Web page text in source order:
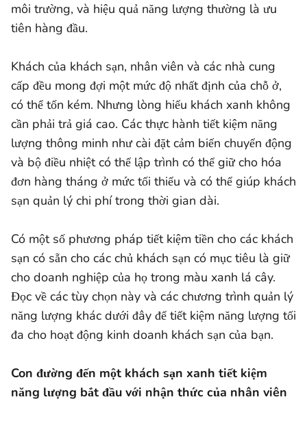
môi trường, và hiệu quả năng lượng thường là ưu
tiên hàng đầu.
Khách của khách sạn, nhân viên và các nhà cung
cấp đều mong đợi một mức độ nhất định của chỗ ở,
có thể tốn kém. Nhưng lòng hiếu khách xanh không
cần phải trả giá cao. Các thực hành tiết kiệm năng
lượng thông minh như cài đặt cảm biến chuyển động
và bộ điều nhiệt có thể lập trình có thể giữ cho hóa
đơn hàng tháng ở mức tối thiểu và có thể giúp khách
sạn quản lý chi phí trong thời gian dài.
Có một số phương pháp tiết kiệm tiền cho các khách
sạn có sẵn cho các chủ khách sạn có mục tiêu là giữ
cho doanh nghiệp của họ trong màu xanh lá cây.
Đọc về các tùy chọn này và các chương trình quản lý
năng lượng khác dưới đây để tiết kiệm năng lượng tối
đa cho hoạt động kinh doanh khách sạn của bạn.
Con đường đến một khách sạn xanh tiết kiệm
năng lượng bắt đầu với nhận thức của nhân viên